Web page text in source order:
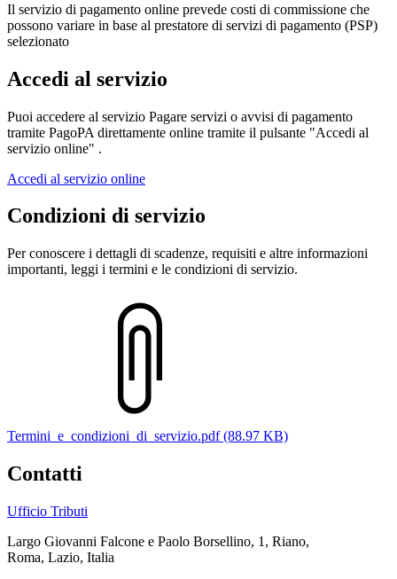
Il servizio di pagamento online prevede costi di commissione che
possono variare in base al prestatore di servizi di pagamento (PSP)
selezionato
Accedi al servizio
Puoi accedere al servizio Pagare servizi o avvisi di pagamento
tramite PagoPA direttamente online tramite il pulsante "Accedi al
servizio online" .
Accedi al servizio online
Condizioni di servizio
Per conoscere i dettagli di scadenze, requisiti e altre informazioni
importanti, leggi i termini e le condizioni di servizio.
Termini_e_condizioni_di_servizio.pdf (88.97 KB)
Contatti
Ufficio Tributi
Largo Giovanni Falcone e Paolo Borsellino, 1, Riano,
Roma, Lazio, Italia